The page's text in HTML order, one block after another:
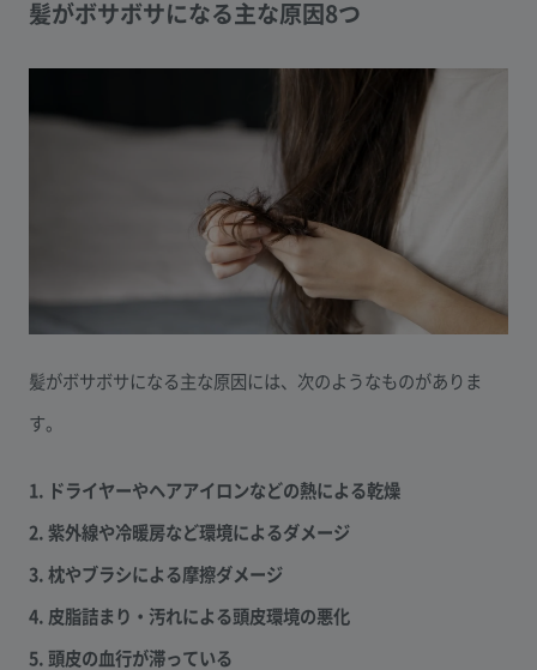
髪がボサボサになる主な原因8つ
髪がボサボサになる主な原因には、次のようなものがありま
す。
1. ドライヤーやヘアアイロンなどの熱による乾燥
2. 紫外線や冷暖房など環境によるダメージ
3. 枕やブラシによる摩擦ダメージ
4. 皮脂詰まり・汚れによる頭皮環境の悪化
5. 頭皮の血行が滞っている